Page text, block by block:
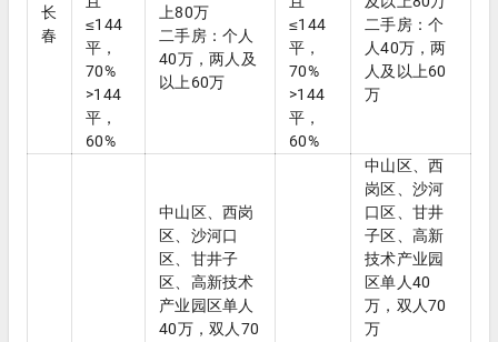
长
春
≤144
平，
70%
>144
平，
60%
上80万
二手房：个人
40万，两人及
以上60万
≤144
平，
70%
>144
平，
60%
二手房：个
人40万，两
人及以上60
万
中山区、西岗
区、沙河口
区、甘井子
区、高新技术
产业园区单人
40万，双人70
中山区、西
岗区、沙河
口区、甘井
子区、高新
技术产业园
区单人40
万，双人70
万